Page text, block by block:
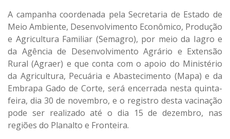
A campanha coordenada pela Secretaria de Estado de
Meio Ambiente, Desenvolvimento Econômico, Produção
e Agricultura Familiar (Semagro), por meio da Iagro e
da Agência de Desenvolvimento Agrário e Extensão
Rural (Agraer) e que conta com o apoio do Ministério
da Agricultura, Pecuária e Abastecimento (Mapa) e da
Embrapa Gado de Corte, será encerrada nesta quinta-
feira, dia 30 de novembro, e o registro desta vacinação
pode ser realizado até o dia 15 de dezembro, nas
regiões do Planalto e Fronteira.